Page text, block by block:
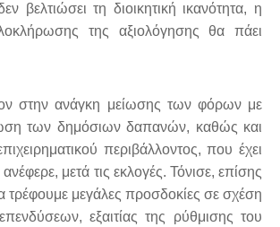
βελτιώσει τη διοικητική ικανότητα, η
της αξιολόγησης θα πάει
στην ανάγκη μείωσης των φόρων με
των δημόσιων δαπανών, καθώς και
περιβάλλοντος, που έχει
μετά τις εκλογές. Τόνισε, επίσης
τρέφουμε μεγάλες προσδοκίες σε σχέση
εξαιτίας της ρύθμισης του